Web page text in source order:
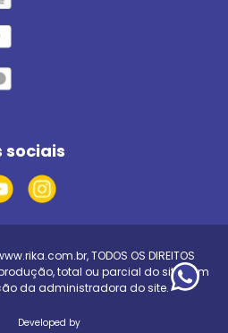
sociais
, TODOS OS DIREITOS
total ou parcial do site, sem
da administradora do site.
Developed by